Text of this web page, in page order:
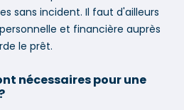
sans incident. Il faut d'ailleurs
et financière auprès
le prêt.
nécessaires pour une